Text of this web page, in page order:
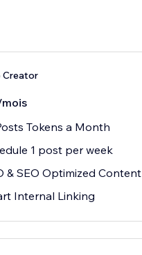
Creator
Tokens a Month
1 post per week
& SEO Optimized Content
Internal Linking